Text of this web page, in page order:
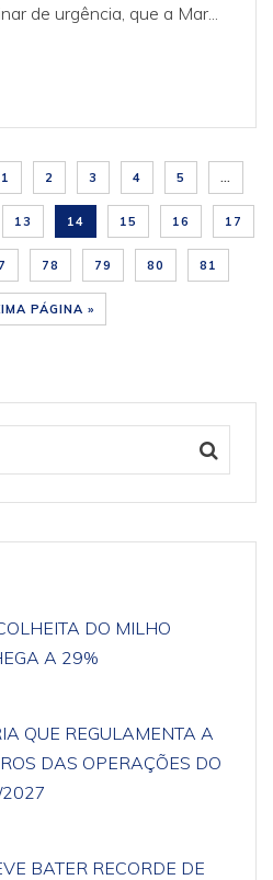
de urgência, que a Mar...
1 2 3 4 5 …
13 14 15 16 17
78 79 80 81
PÁGINA »
DO MILHO
A 29%
QUE REGULAMENTA A
DAS OPERAÇÕES DO
BATER RECORDE DE